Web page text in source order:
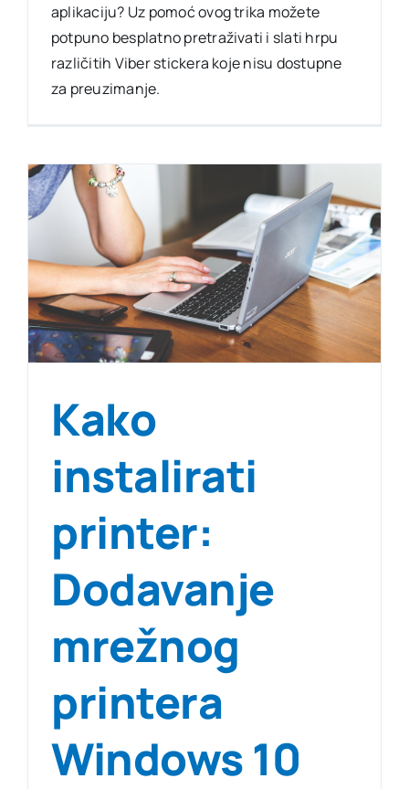
aplikaciju? Uz pomoć ovog trika možete
potpuno besplatno pretraživati i slati hrpu
različitih Viber stickera koje nisu dostupne
za preuzimanje.
Kako
instalirati
printer:
Dodavanje
mrežnog
printera
Windows 10